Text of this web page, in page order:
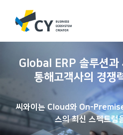
지금은 클라
클라우드 컨설팅에
모든 여정을 씨와이